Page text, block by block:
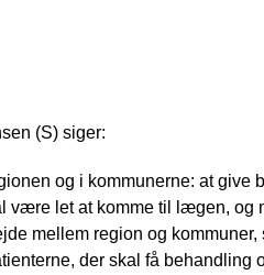
(S) siger:
og i kommunerne: at give
være let at komme til lægen, og
mellem region og
der skal få behandling